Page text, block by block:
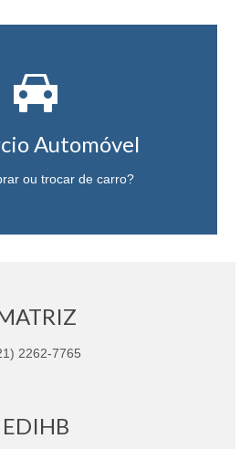
Automóvel
ou trocar de carro?
para comprar ou trocar seu
aos seus sonhos.
SABER MAIS
2262-7765
EDIHB